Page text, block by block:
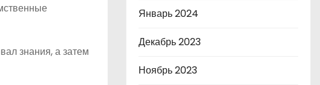
знания, а затем
Январь 2024
Декабрь 2023
Ноябрь 2023